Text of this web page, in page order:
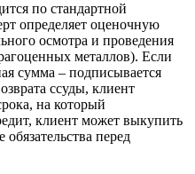
по стандартной
определяет оценочную
осмотра и проведения
металлов). Если
сумма – подписывается
ссуды, клиент
на который
клиент может выкупить
перед